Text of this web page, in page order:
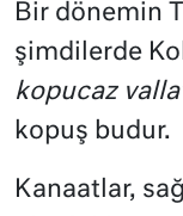
Bir dönemin
şimdilerde
kopucaz
kopuş budur.
Kanaatlar,